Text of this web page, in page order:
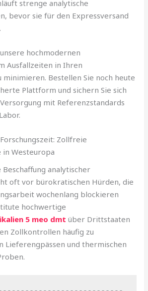
strenge analytische
bevor sie für den Expressversand
hochmodernen
Ausfallzeiten in Ihren
minimieren. Bestellen Sie noch heute
Plattform und sichern Sie sich
mit Referenzstandards
Zollfreie
Westeuropa
analytischer
oft vor bürokratischen Hürden, die
wochenlang blockieren
hochwertige
5 meo dmt über Drittstaaten
Zollkontrollen häufig zu
Lieferengpässen und thermischen